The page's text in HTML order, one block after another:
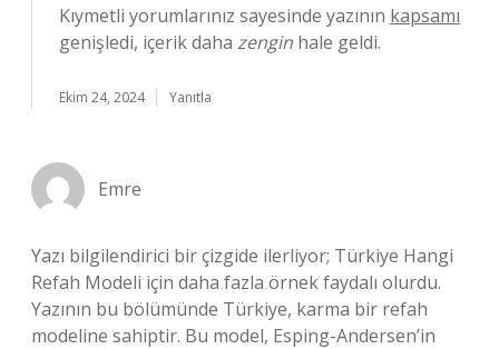
Kıymetli yorumlarınız sayesinde yazının kapsamı
genişledi, içerik daha zengin hale geldi.
Ekim 24, 2024 Yanıtla
Emre
Yazı bilgilendirici bir çizgide ilerliyor; Türkiye Hangi
Refah Modeli için daha fazla örnek faydalı olurdu.
Yazının bu bölümünde Türkiye, karma bir refah
modeline sahiptir. Bu model, Esping-Andersen’in